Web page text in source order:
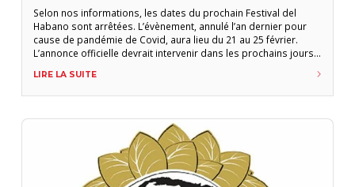
Selon nos informations, les dates du prochain Festival del
Habano sont arrêtées. L’évènement, annulé l’an dernier pour
cause de pandémie de Covid, aura lieu du 21 au 25 février.
L’annonce officielle devrait intervenir dans les prochains jours.
Festival del Habano. Le festival Procigar en République
dominicaine se tiendra aux
LIRE LA SUITE